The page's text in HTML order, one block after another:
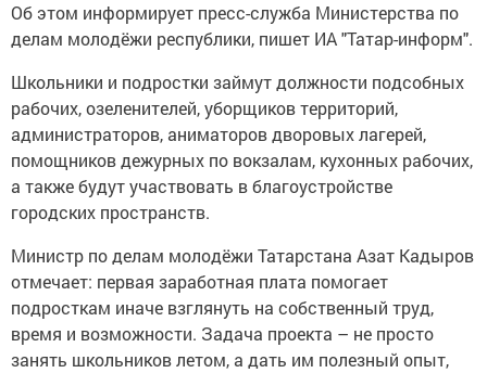
Об этом информирует пресс-служба Министерства по
делам молодёжи республики, пишет ИА "Татар-информ".
Школьники и подростки займут должности подсобных
рабочих, озеленителей, уборщиков территорий,
администраторов, аниматоров дворовых лагерей,
помощников дежурных по вокзалам, кухонных рабочих,
а также будут участвовать в благоустройстве
городских пространств.
Министр по делам молодёжи Татарстана Азат Кадыров
отмечает: первая заработная плата помогает
подросткам иначе взглянуть на собственный труд,
время и возможности. Задача проекта – не просто
занять школьников летом, а дать им полезный опыт,